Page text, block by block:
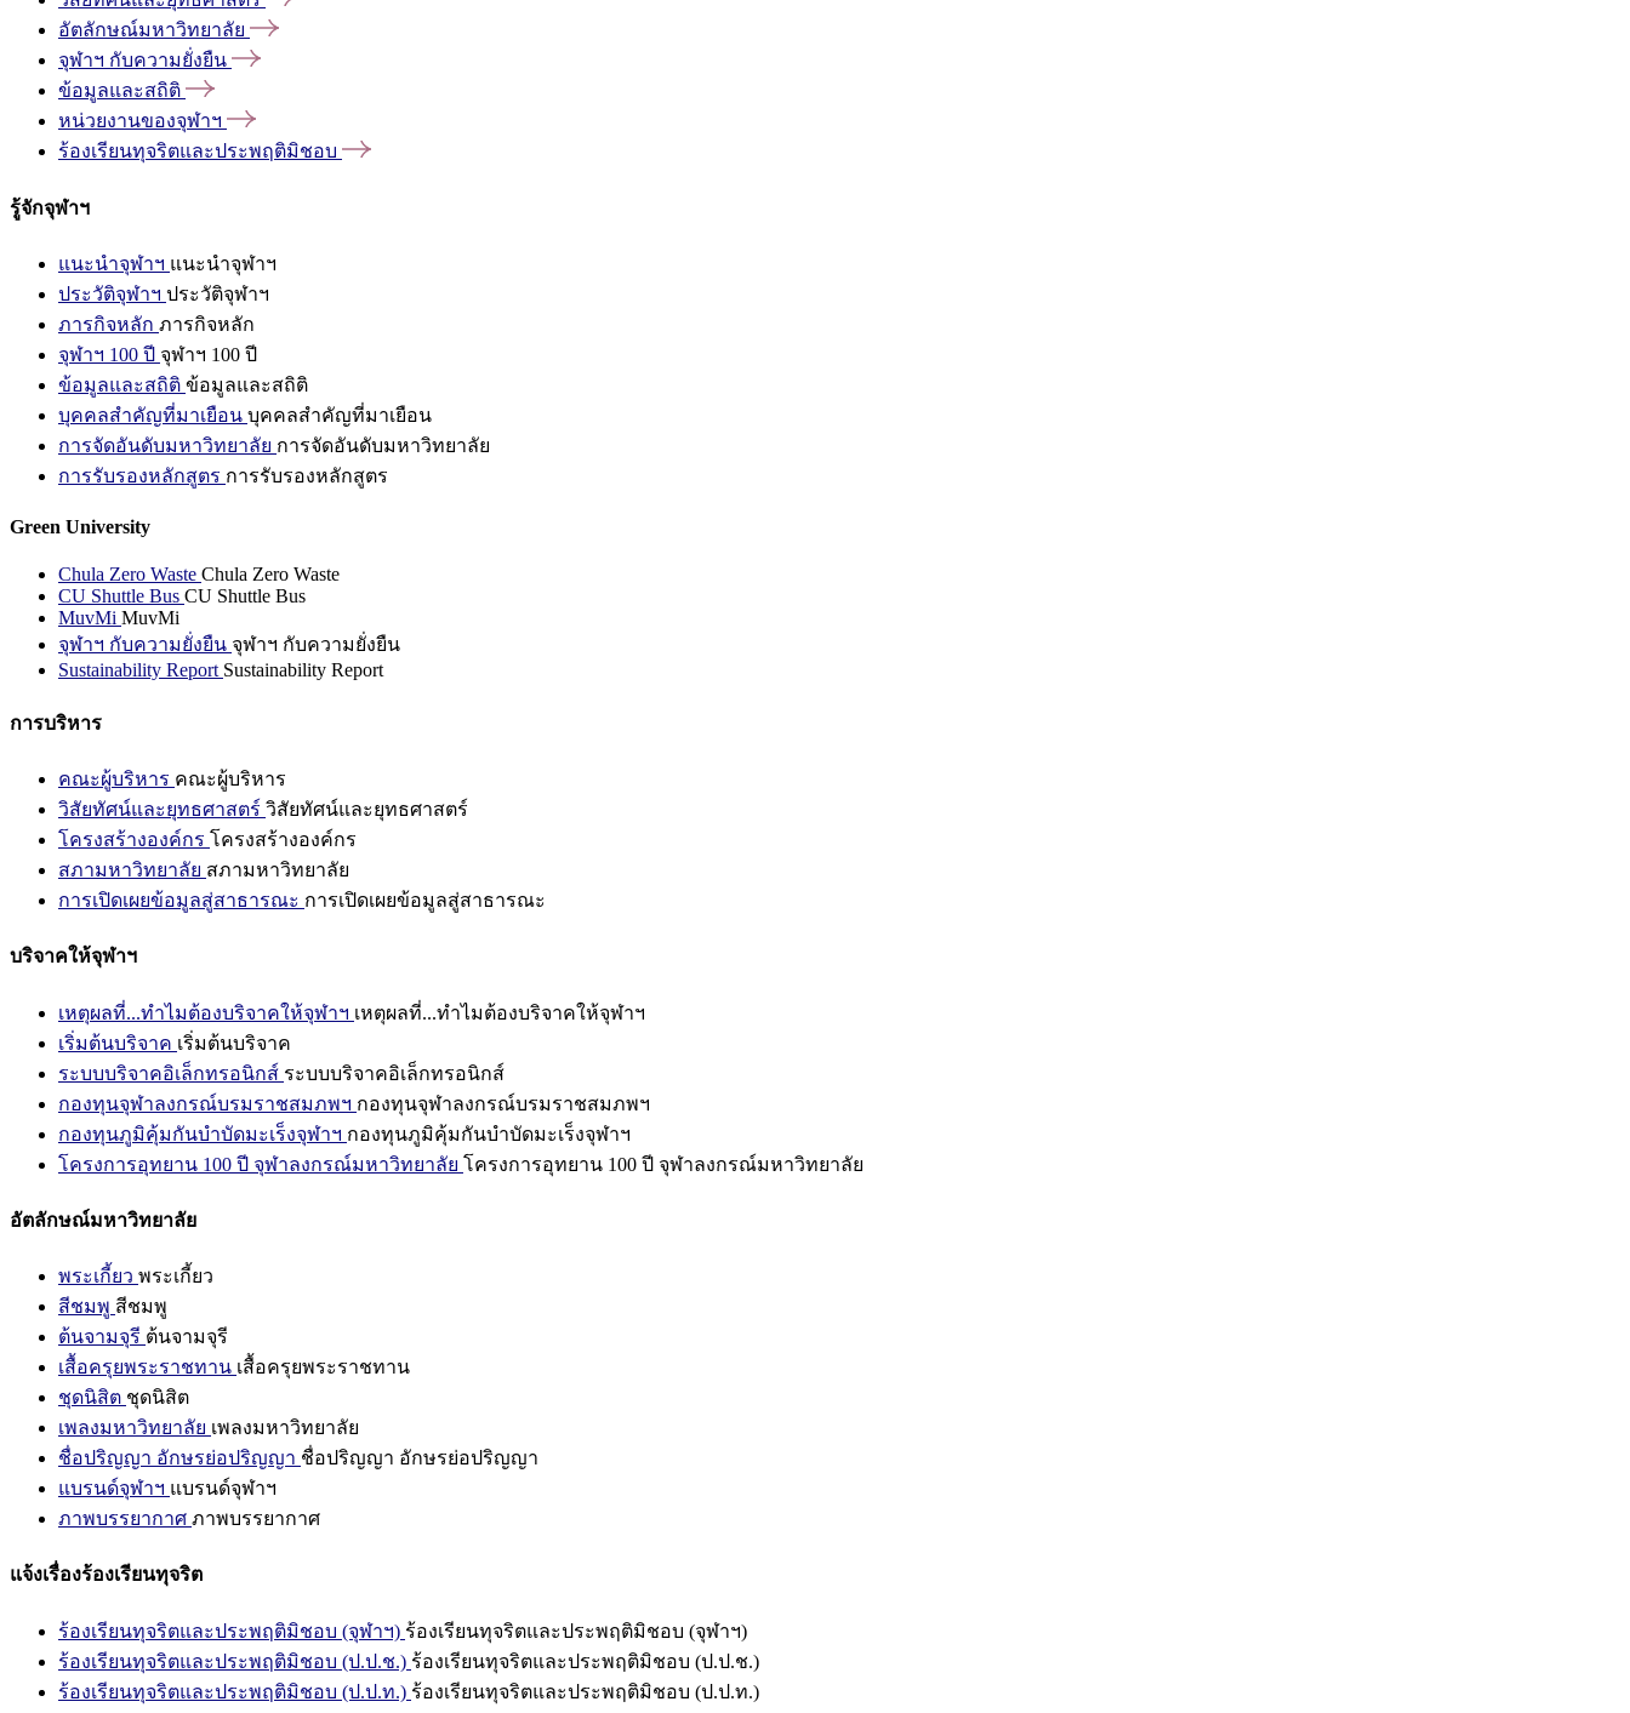
อัตลักษณ์มหาวิทยาลัย
จุฬาฯ กับความยั่งยืน
ข้อมูลและสถิติ
หน่วยงานของจุฬาฯ
ร้องเรียนทุจริตและประพฤติมิชอบ
รู้จักจุฬาฯ
แนะนำจุฬาฯ แนะนำจุฬาฯ
ประวัติจุฬาฯ ประวัติจุฬาฯ
ภารกิจหลัก ภารกิจหลัก
จุฬาฯ 100 ปี จุฬาฯ 100 ปี
ข้อมูลและสถิติ ข้อมูลและสถิติ
บุคคลสำคัญที่มาเยือน บุคคลสำคัญที่มาเยือน
การจัดอันดับมหาวิทยาลัย การจัดอันดับมหาวิทยาลัย
การรับรองหลักสูตร การรับรองหลักสูตร
Green University
Chula Zero Waste Chula Zero Waste
CU Shuttle Bus CU Shuttle Bus
MuvMi MuvMi
จุฬาฯ กับความยั่งยืน จุฬาฯ กับความยั่งยืน
Sustainability Report Sustainability Report
การบริหาร
คณะผู้บริหาร คณะผู้บริหาร
วิสัยทัศน์และยุทธศาสตร์ วิสัยทัศน์และยุทธศาสตร์
โครงสร้างองค์กร โครงสร้างองค์กร
สภามหาวิทยาลัย สภามหาวิทยาลัย
การเปิดเผยข้อมูลสู่สาธารณะ การเปิดเผยข้อมูลสู่สาธารณะ
บริจาคให้จุฬาฯ
เหตุผลที่...ทำไมต้องบริจาคให้จุฬาฯ เหตุผลที่...ทำไมต้องบริจาคให้จุฬาฯ
เริ่มต้นบริจาค เริ่มต้นบริจาค
ระบบบริจาคอิเล็กทรอนิกส์ ระบบบริจาคอิเล็กทรอนิกส์
กองทุนจุฬาลงกรณ์บรมราชสมภพฯ กองทุนจุฬาลงกรณ์บรมราชสมภพฯ
กองทุนภูมิคุ้มกันบำบัดมะเร็งจุฬาฯ กองทุนภูมิคุ้มกันบำบัดมะเร็งจุฬาฯ
โครงการอุทยาน 100 ปี จุฬาลงกรณ์มหาวิทยาลัย โครงการอุทยาน 100 ปี จุฬาลงกรณ์มหาวิทยาลัย
อัตลักษณ์มหาวิทยาลัย
พระเกี้ยว พระเกี้ยว
สีชมพู สีชมพู
ต้นจามจุรี ต้นจามจุรี
เสื้อครุยพระราชทาน เสื้อครุยพระราชทาน
ชุดนิสิต ชุดนิสิต
เพลงมหาวิทยาลัย เพลงมหาวิทยาลัย
ชื่อปริญญา อักษรย่อปริญญา ชื่อปริญญา อักษรย่อปริญญา
แบรนด์จุฬาฯ แบรนด์จุฬาฯ
ภาพบรรยากาศ ภาพบรรยากาศ
แจ้งเรื่องร้องเรียนทุจริต
ร้องเรียนทุจริตและประพฤติมิชอบ (จุฬาฯ) ร้องเรียนทุจริตและประพฤติมิชอบ (จุฬาฯ)
ร้องเรียนทุจริตและประพฤติมิชอบ (ป.ป.ช.) ร้องเรียนทุจริตและประพฤติมิชอบ (ป.ป.ช.)
ร้องเรียนทุจริตและประพฤติมิชอบ (ป.ป.ท.) ร้องเรียนทุจริตและประพฤติมิชอบ (ป.ป.ท.)